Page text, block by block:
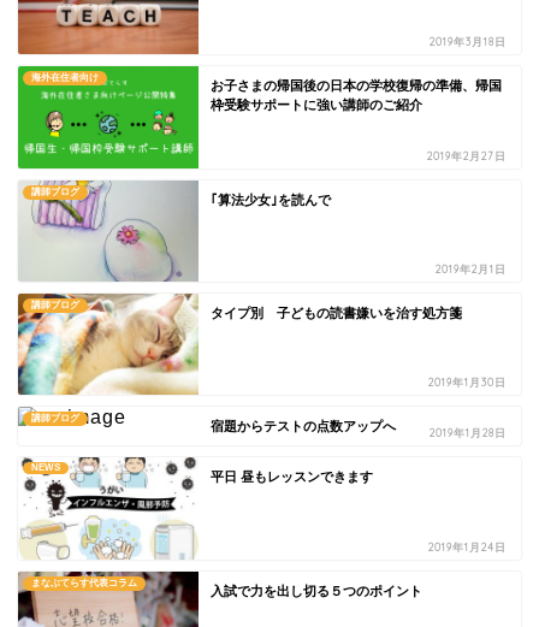
2019年3月18日
海外在住者向け
お子さまの帰国後の日本の学校復帰の準備、帰国
枠受験サポートに強い講師のご紹介
2019年2月27日
講師ブログ
｢算法少女｣を読んで
2019年2月1日
講師ブログ
タイプ別 子どもの読書嫌いを治す処方箋
2019年1月30日
講師ブログ
宿題からテストの点数アップへ 2019年1月28日
NEWS
平日 昼もレッスンできます
2019年1月24日
まなぶてらす代表コラム
入試で力を出し切る５つのポイント